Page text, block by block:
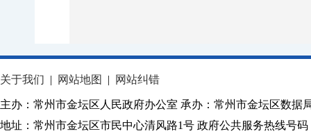
关于我们 | 网站地图 | 网站纠错
主办：常州市金坛区人民政府办公室 承办：常州市金坛区数据
地址：常州市金坛区市民中心清风路1号 政府公共服务热线号码